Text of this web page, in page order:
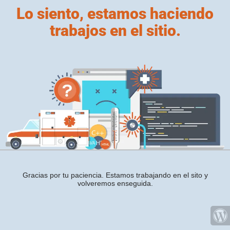
Lo siento, estamos haciendo
trabajos en el sitio.
Gracias por tu paciencia. Estamos trabajando en el sito y
volveremos enseguida.